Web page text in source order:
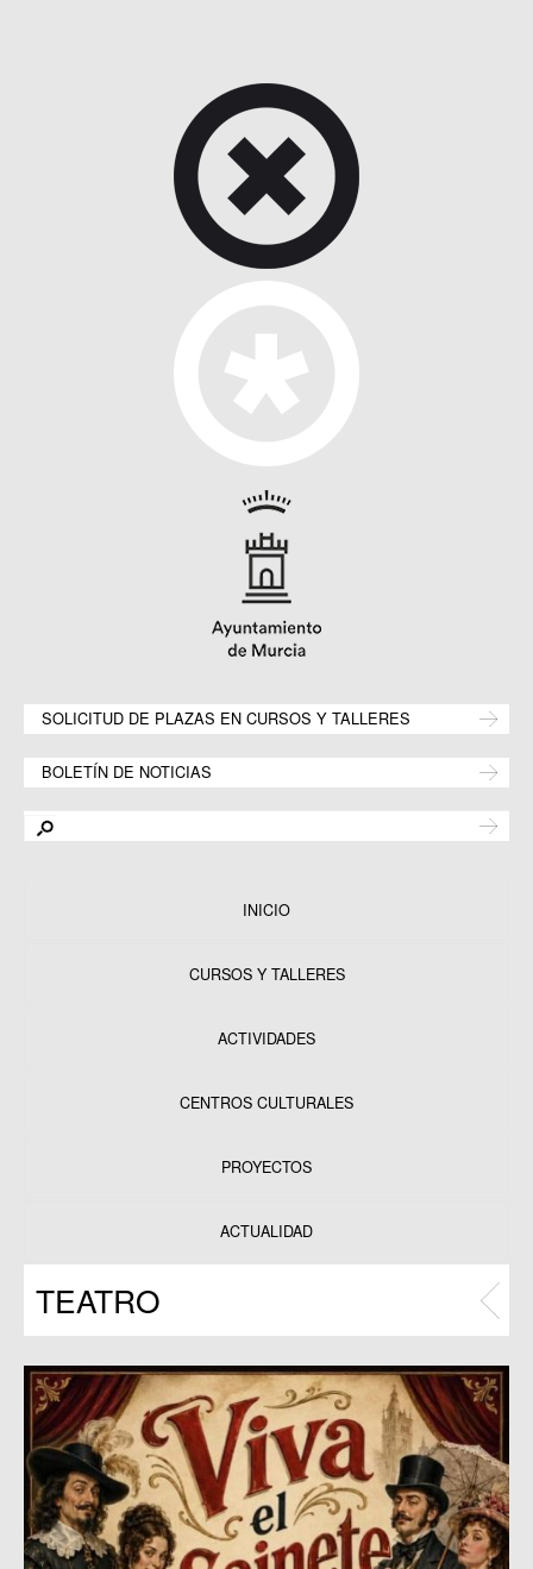
SOLICITUD DE PLAZAS EN CURSOS Y TALLERES
BOLETÍN DE NOTICIAS
INICIO
CURSOS Y TALLERES
ACTIVIDADES
CENTROS CULTURALES
PROYECTOS
Programas
ACTUALIDAD
TEATRO